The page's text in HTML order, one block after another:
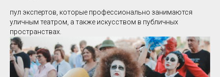
пул экспертов, которые профессионально занимаются
уличным театром, а также искусством в публичных
пространствах.